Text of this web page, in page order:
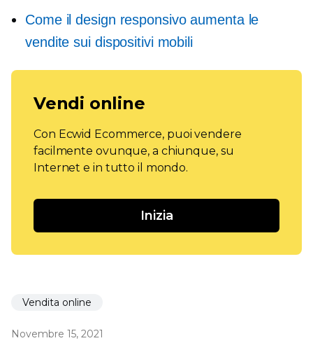
Come il design responsivo aumenta le
vendite sui dispositivi mobili
Vendi online
Con Ecwid Ecommerce, puoi vendere
facilmente ovunque, a chiunque, su
Internet e in tutto il mondo.
Inizia
Vendita online
Novembre 15, 2021